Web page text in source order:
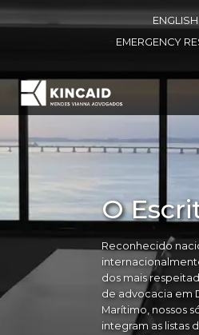
ENGLISH
EMERGENCY
O
Reconhecido
dos mais
de advocacia em
Marítimo, nossos
integram as listas